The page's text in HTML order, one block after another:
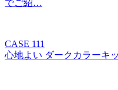
でご紹…
CASE 111
心地よい ダークカラーキ